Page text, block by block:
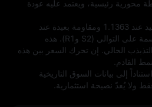
القادم.
ولا يُعدّ نصيحة استثمارية.